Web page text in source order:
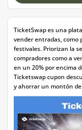
TicketSwap es una
vender entradas, como
festivales. Priorizan la
compradores como a
en un 20% por encima
Ticketswap cupon
yahorrar un montón